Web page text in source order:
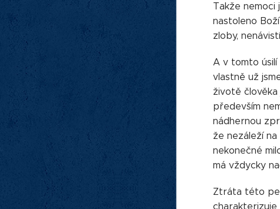
Takže nemoci
nastoleno
zloby,
A v tomto
vlastně už
životě člověka
především
nádhernou
že nezáleží
nekonečné
má vždycky
Ztráta této